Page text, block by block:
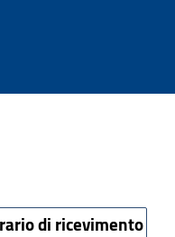
di ricevimento